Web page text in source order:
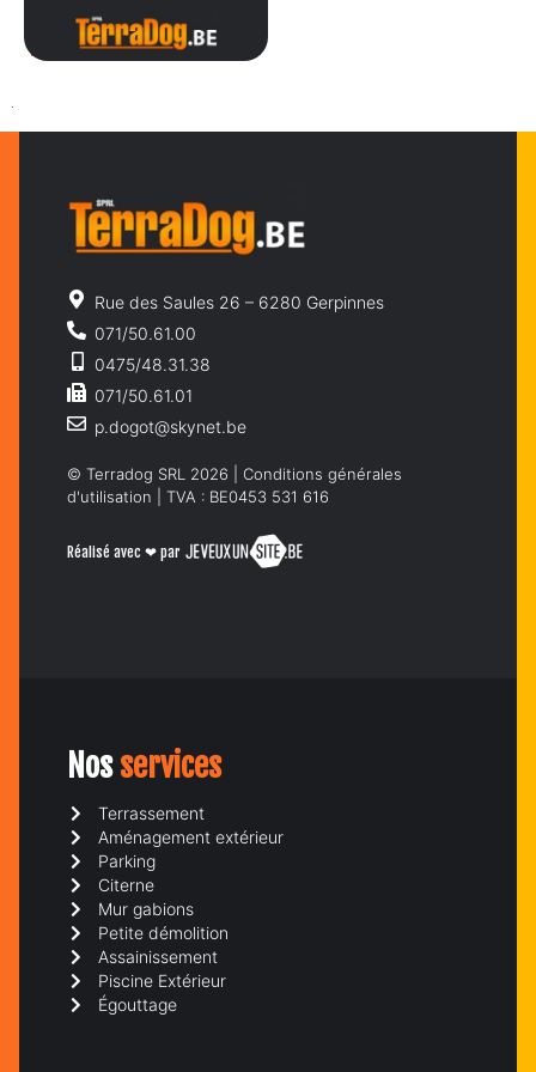
TEAM4
Rue des Saules 26 – 6280 Gerpinnes
071/50.61.00
0475/48.31.38
071/50.61.01
p.dogot@skynet.be
© Terradog SRL 2026 | Conditions générales
d'utilisation | TVA : BE0453 531 616
Réalisé avec ❤ par
Nosservices
Terrassement
Aménagement extérieur
Parking
Citerne
Mur gabions
Petite démolition
Assainissement
Piscine Extérieur
Égouttage